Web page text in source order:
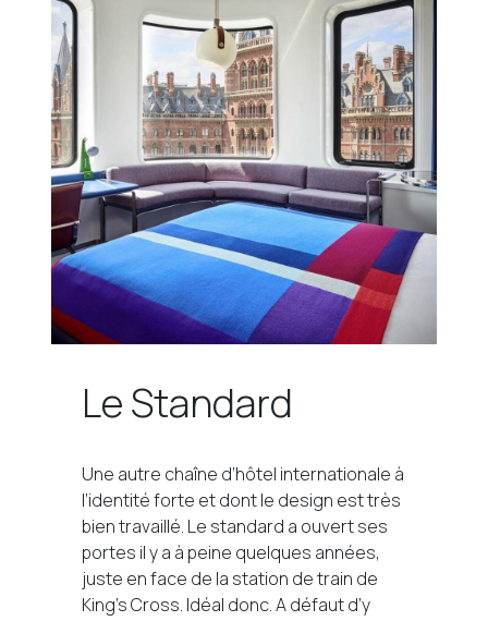
Le Standard
Une autre chaîne d’hôtel internationale à
l’identité forte et dont le design est très
bien travaillé. Le standard a ouvert ses
portes il y a à peine quelques années,
juste en face de la station de train de
King’s Cross. Idéal donc. A défaut d’y